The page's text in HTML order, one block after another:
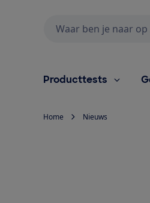
Producttests
Home Nieuws